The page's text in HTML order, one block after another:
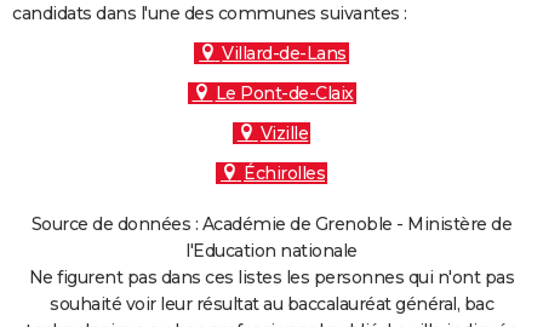
FORUM
candidats dans l'une des communes suivantes :
Villard-de-Lans
Le Pont-de-Claix
Vizille
Échirolles
Source de données : Académie de Grenoble - Ministère de
l'Education nationale
Ne figurent pas dans ces listes les personnes qui n'ont pas
souhaité voir leur résultat au baccalauréat général, bac